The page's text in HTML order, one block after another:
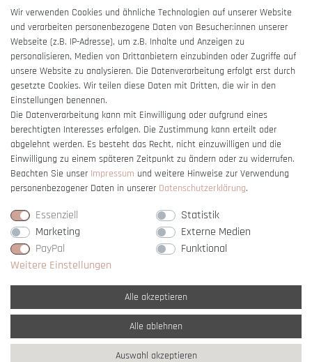
AGB
Impressum
Barrierefreiheitserklärung
Vertrag widerrufen
* Alle Preise verstehen sich inkl. gesetzl. MwSt. undzzgl. Versandkosten
** Nur innerhalb Deutschlands© copyright 2007-2026 Schmuck Krone / Alle
Wir verwenden Cookies und ähnliche Technologien auf unserer Website
und verarbeiten personenbezogene Daten von Besucher:innen unserer
Webseite (z.B. IP-Adresse), um z.B. Inhalte und Anzeigen zu
personalisieren, Medien von Drittanbietern einzubinden oder Zugriffe auf
unsere Website zu analysieren. Die Datenverarbeitung erfolgt erst durch
gesetzte Cookies. Wir teilen diese Daten mit Dritten, die wir in den
Einstellungen benennen.
Die Datenverarbeitung kann mit Einwilligung oder aufgrund eines
berechtigten Interesses erfolgen. Die Zustimmung kann erteilt oder
abgelehnt werden. Es besteht das Recht, nicht einzuwilligen und die
Einwilligung zu einem späteren Zeitpunkt zu ändern oder zu widerrufen.
Beachten Sie unser Impressum und weitere Hinweise zur Verwendung
personenbezogener Daten in unserer Daten­schutz­erklärung.
Essenziell
Statistik
Marketing
Externe Medien
PayPal
Funktional
Weitere Einstellungen
Alle akzeptieren
Alle ablehnen
Auswahl akzeptieren